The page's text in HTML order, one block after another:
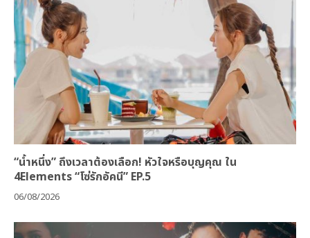
“น้ำหนึ่ง” ถึงเวลาต้องเลือก! หัวใจหรือบุญคุณ ใน
4Elements “โซ่รักอัคนี” EP.5
06/08/2026